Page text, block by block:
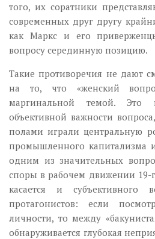
того, их соратники
современных друг другу
как Маркс и его
вопросу серединную позицию.
Такие противоречия не дают
на то, что «женский
маргинальной темой. Это
объективной важности
полами играли центральную
промышленного капитализма
одним из значительных
споры в рабочем движении 19-
касается и субъективного
протагонистов: если
личности, то между
обнаруживается глубокая